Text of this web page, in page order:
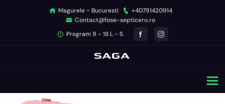
Magurele - Bucuresti
+40791420914
Contact@fose-septicero.ro
Program 9 - 18 L - S